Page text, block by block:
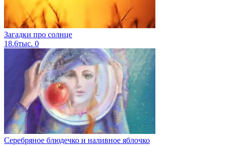
Загадки про солнце
18.6тыс. 0
Серебряное блюдечко и наливное яблочко